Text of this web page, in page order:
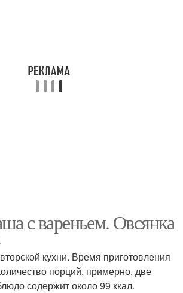
с вареньем. Овсянка
кухни. Время приготовления
порций, примерно, две
содержит около 99 ккал.